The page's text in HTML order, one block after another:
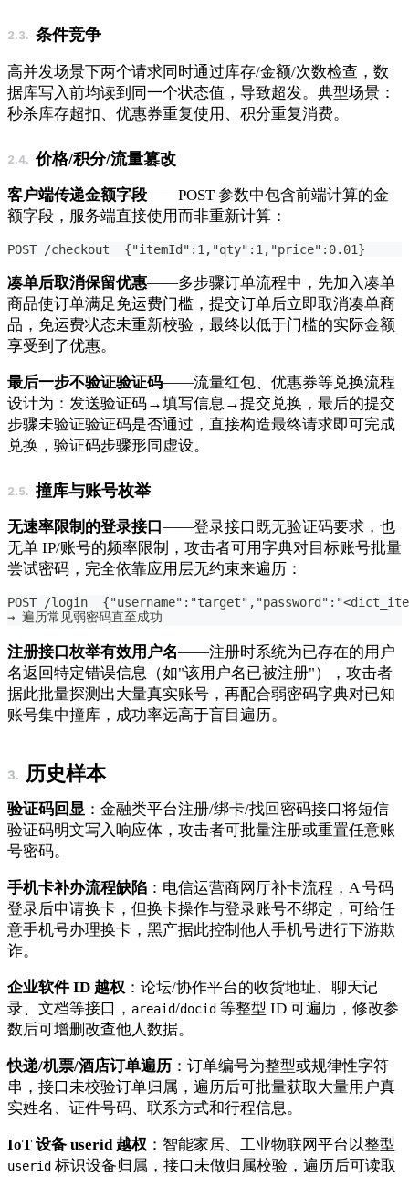
条件竞争
高并发场景下两个请求同时通过库存/金额/次数检查，数
据库写入前均读到同一个状态值，导致超发。典型场景：
秒杀库存超扣、优惠券重复使用、积分重复消费。
价格/积分/流量篡改
客户端传递金额字段——POST 参数中包含前端计算的金
额字段，服务端直接使用而非重新计算：
POST /checkout  {"itemId":1,"qty":1,"price":0.01}
凑单后取消保留优惠——多步骤订单流程中，先加入凑单
商品使订单满足免运费门槛，提交订单后立即取消凑单商
品，免运费状态未重新校验，最终以低于门槛的实际金额
享受到了优惠。
最后一步不验证验证码——流量红包、优惠券等兑换流程
设计为：发送验证码→填写信息→提交兑换，最后的提交
步骤未验证验证码是否通过，直接构造最终请求即可完成
兑换，验证码步骤形同虚设。
撞库与账号枚举
无速率限制的登录接口 ——登录接口既无验证码要求，也
无单 IP/账号的频率限制，攻击者可用字典对目标账号批量
尝试密码，完全依靠应用层无约束来遍历：
POST /login
→ 遍历常见弱密码直至成功
注册接口枚举有效用户名——注册时系统为已存在的用户
名返回特定错误信息（如"该用户名已被注册"），攻击者
据此批量探测出大量真实账号，再配合弱密码字典对已知
账号集中撞库，成功率远高于盲目遍历。
历史样本
验证码回显 ：金融类平台注册/绑卡/找回密码接口将短信
验证码明文写入响应体，攻击者可批量注册或重置任意账
号密码。
手机卡补办流程缺陷 ：电信运营商网厅补卡流程，A 号码
登录后申请换卡，但换卡操作与登录账号不绑定，可给任
意手机号办理换卡，黑产据此控制他人手机号进行下游欺
诈。
企业软件 ID 越权 ：论坛/协作平台的收货地址、聊天记
录、文档等接口， areaid/docid 等整型 ID 可遍历，修改参
数后可增删改查他人数据。
快递/机票/酒店订单遍历 ：订单编号为整型或规律性字符
串，接口未校验订单归属，遍历后可批量获取大量用户真
实姓名、证件号码、联系方式和行程信息。
IoT 设备 userid 越权 ：智能家居、工业物联网平台以整型
userid 标识设备归属，接口未做归属校验，遍历后可读取